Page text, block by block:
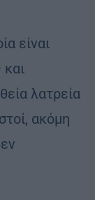
είναι
λατρεία
ακόμη